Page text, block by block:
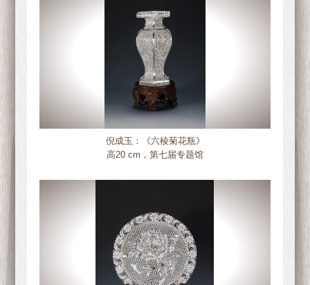
倪成玉：《六棱菊花瓶》
高20 cm，第七届专题馆